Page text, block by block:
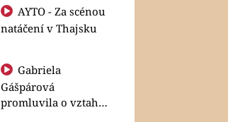
natáčení v Thajsku
Gabriela
Gášpárová
promluvila o vztahu